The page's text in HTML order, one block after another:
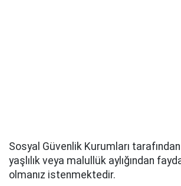
Sosyal Güvenlik Kurumları
yaşlılık veya malullük aylığından
olmanız istenmektedir.